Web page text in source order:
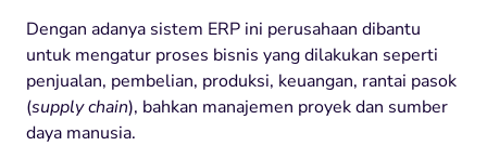
Dengan adanya sistem ERP ini perusahaan dibantu
untuk mengatur proses bisnis yang dilakukan seperti
penjualan, pembelian, produksi, keuangan, rantai pasok
(supply chain), bahkan manajemen proyek dan sumber
daya manusia.